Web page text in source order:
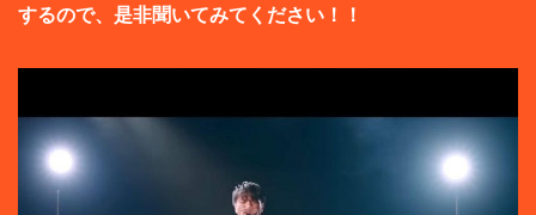
するので、是非聞いてみてください！！